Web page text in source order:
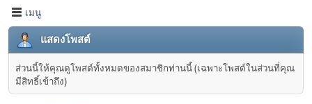
เมนู
แสดงโพสต์
ส่วนนี้ให้คุณดูโพสต์ทั้งหมดของสมาชิกท่านนี้ (เฉพาะโพสต์ในส่วนที่คุณ
มีสิทธิ์เข้าถึง)